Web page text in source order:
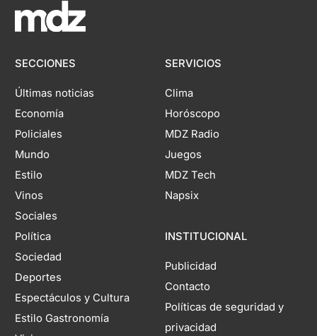
SECCIONES
Últimas noticias
Economía
Policiales
Mundo
Estilo
Vinos
Sociales
Política
Sociedad
Deportes
Espectáculos y Cultura
Estilo Gastronomía
SERVICIOS
Clima
Horóscopo
MDZ Radio
Juegos
MDZ Tech
Napsix
INSTITUCIONAL
Publicidad
Contacto
Políticas de seguridad y
privacidad